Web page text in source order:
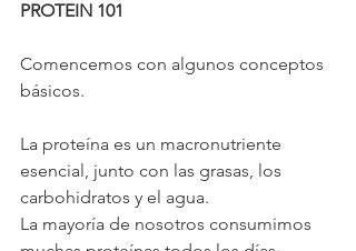
PROTEIN 101
Comencemos con algunos conceptos
básicos.
La proteína es un macronutriente
esencial, junto con las grasas, los
carbohidratos y el agua.
La mayoría de nosotros consumimos